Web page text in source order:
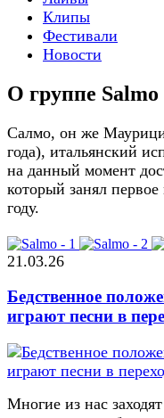
Клипы
Фестивали
Новости
О группе Salmo
Салмо, он же
года), итальянский
на данный момент
который занял
году.
21.03.26
Бедственное
играют песни в
Многие из нас